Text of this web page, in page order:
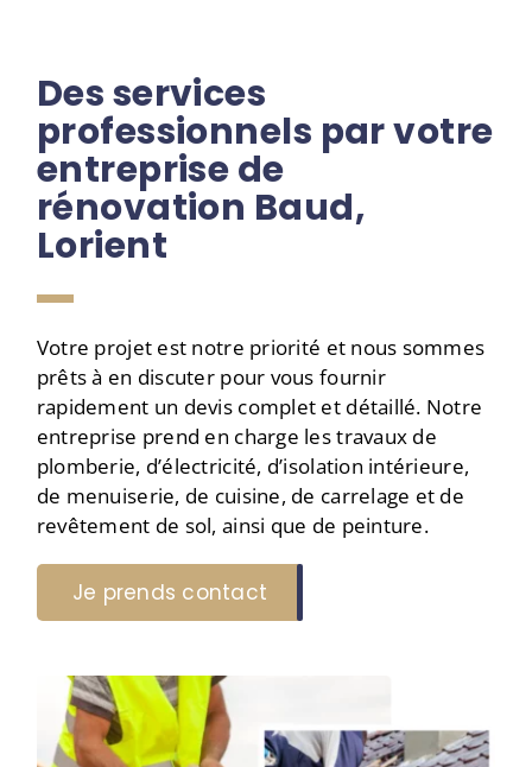
Des services
professionnels par votre
entreprise de
rénovation Baud,
Lorient
Votre projet est notre priorité et nous sommes
prêts à en discuter pour vous fournir
rapidement un devis complet et détaillé. Notre
entreprise prend en charge les travaux de
plomberie, d’électricité, d’isolation intérieure,
de menuiserie, de cuisine, de carrelage et de
revêtement de sol, ainsi que de peinture.
Je prends contact